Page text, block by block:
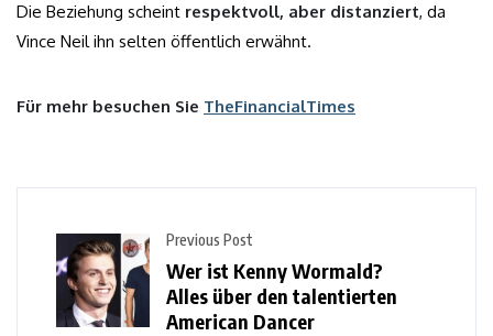
Die Beziehung scheint respektvoll, aber distanziert, da
Vince Neil ihn selten öffentlich erwähnt.
Für mehr besuchen Sie TheFinancialTimes
Previous Post
Wer ist Kenny Wormald?
Alles über den talentierten
American Dancer